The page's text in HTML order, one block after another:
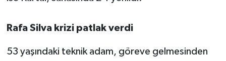
Rafa Silva krizi patlak verdi
53 yaşındaki teknik adam, göreve gelmesinden